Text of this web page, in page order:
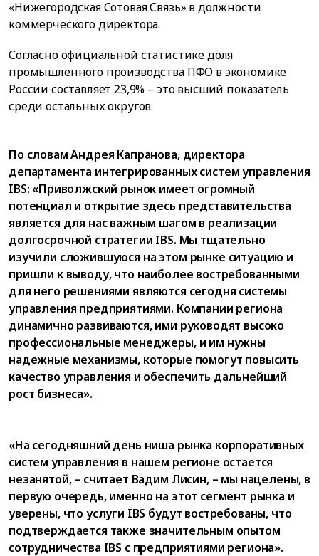
«Нижегородская Сотовая Связь» в должности
коммерческого директора.
Согласно официальной статистике доля
промышленного производства ПФО в экономике
России составляет 23,9% – это высший показатель
среди остальных округов.
По словам Андрея Капранова, директора
департамента интегрированных систем управления
IBS: «Приволжский рынок имеет огромный
потенциал и открытие здесь представительства
является для нас важным шагом в реализации
долгосрочной стратегии IBS. Мы тщательно
изучили сложившуюся на этом рынке ситуацию и
пришли к выводу, что наиболее востребованными
для него решениями являются сегодня системы
управления предприятиями. Компании региона
динамично развиваются, ими руководят высоко
профессиональные менеджеры, и им нужны
надежные механизмы, которые помогут повысить
качество управления и обеспечить дальнейший
рост бизнеса».
«На сегодняшний день ниша рынка корпоративных
систем управления в нашем регионе остается
незанятой, – считает Вадим Лисин, – мы нацелены, в
первую очередь, именно на этот сегмент рынка и
уверены, что услуги IBS будут востребованы, что
подтверждается также значительным опытом
сотрудничества IBS с предприятиями региона».